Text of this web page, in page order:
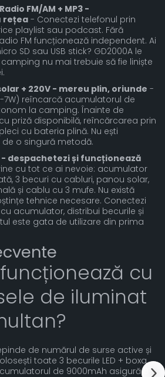
FM/AM + MP3 -
rețea - Conectezi telefonul prin
playlist sau podcast. Fără
FM funcționează independent. Ai
SD sau USB stick? GD2000A le
nu mai trebuie să fie liniște
+ 220V - mereu plin, oriunde -
7W) reîncarcă acumulatorul de
la camping. Înainte de
priză disponibilă, reîncărcarea prin
cu bateria plină. Nu ești
o singură metodă.
despachetezi și funcționează
cu tot ce ai nevoie: acumulator
3 becuri cu cabluri, panou solar,
și cablu cu 3 mufe. Nu există
tehnice necesare. Conectezi
acumulator, distribui becurile și
este gata de utilizare din prima
cu
de iluminat
de numărul de surse active și
toate 3 becurile LED + boxa
de 9000mAh asigură 8-